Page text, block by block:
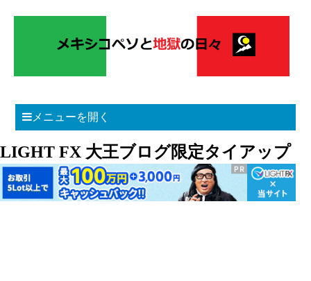
メニューを開く
LIGHT FX 大王ブログ限定タイアップ